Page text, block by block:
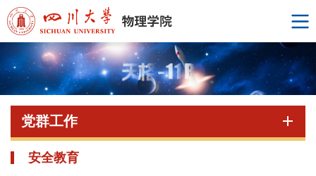
党群工作
安全教育